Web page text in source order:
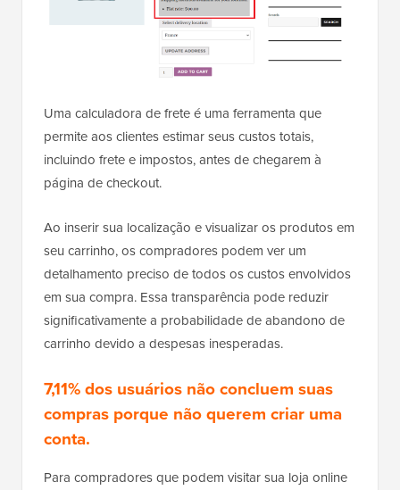
Uma calculadora de frete é uma ferramenta que
permite aos clientes estimar seus custos totais,
incluindo frete e impostos, antes de chegarem à
página de checkout.
Ao inserir sua localização e visualizar os produtos em
seu carrinho, os compradores podem ver um
detalhamento preciso de todos os custos envolvidos
em sua compra. Essa transparência pode reduzir
significativamente a probabilidade de abandono de
carrinho devido a despesas inesperadas.
7,11% dos usuários não concluem suas
compras porque não querem criar uma
conta.
Para compradores que podem visitar sua loja online